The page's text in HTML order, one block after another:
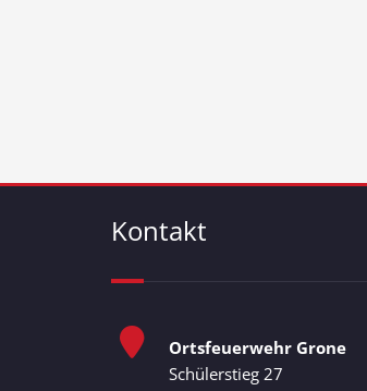
Kontakt
Ortsfeuerwehr Grone
Schülerstieg 27